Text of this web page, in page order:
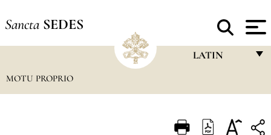
Sancta SEDES
LATIN
ITALIANO
MOTU PROPRIO